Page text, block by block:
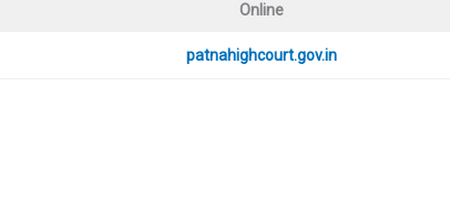
Online
patnahighcourt.gov.in